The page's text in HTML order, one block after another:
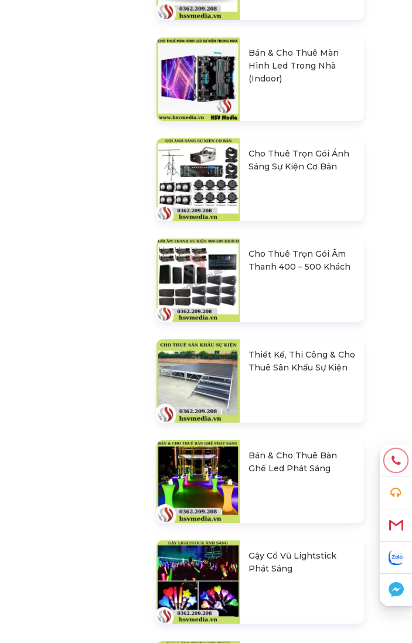
Bán & Cho Thuê Màn
Hình Led Trong Nhà
(Indoor)
Cho Thuê Trọn Gói Ánh
Sáng Sự Kiện Cơ Bản
Cho Thuê Trọn Gói Âm
Thanh 400 – 500 Khách
Thiết Kế, Thi Công & Cho
Thuê Sân Khấu Sự Kiện
Bán & Cho Thuê Bàn
Ghế Led Phát Sáng
Gậy Cổ Vũ Lightstick
Phát Sáng